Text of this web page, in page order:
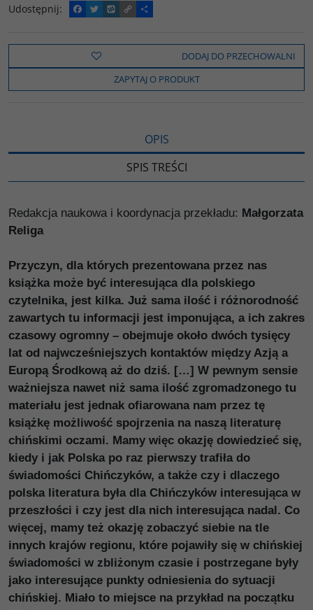
Udostępnij:
F
a
e
o
k
T
w
t
t
e
W
y
o
C
o
y
i
n
k
P
o
z
e
l
s
DODAJ DO PRZECHOWALNI
ZAPYTAJ O PRODUKT
OPIS
SPIS TREŚCI
Redakcja naukowa i koordynacja przekładu: Małgorzata
Religa
Przyczyn, dla których prezentowana przez nas
książka może być interesująca dla polskiego
czytelnika, jest kilka. Już sama ilość i różnorodność
zawartych tu informacji jest imponująca, a ich zakres
czasowy ogromny – obejmuje około dwóch tysięcy
lat od najwcześniejszych kontaktów między Azją a
Europą Środkową aż do dziś. […] W pewnym sensie
ważniejsza nawet niż sama ilość zgromadzonego tu
materiału jest jednak ofiarowana nam przez tę
książkę możliwość spojrzenia na naszą literaturę
chińskimi oczami. Mamy więc okazję dowiedzieć się,
kiedy i jak Polska po raz pierwszy trafiła do
świadomości Chińczyków, a także czy i dlaczego
polska literatura była dla Chińczyków interesująca w
przeszłości i czy jest dla nich interesująca nadal. Co
więcej, mamy też okazję zobaczyć siebie na tle
innych krajów regionu, które pojawiły się w chińskiej
świadomości w zbliżonym czasie i postrzegane były
jako interesujące punkty odniesienia do sytuacji
chińskiej. Miało to miejsce na przykład na początku